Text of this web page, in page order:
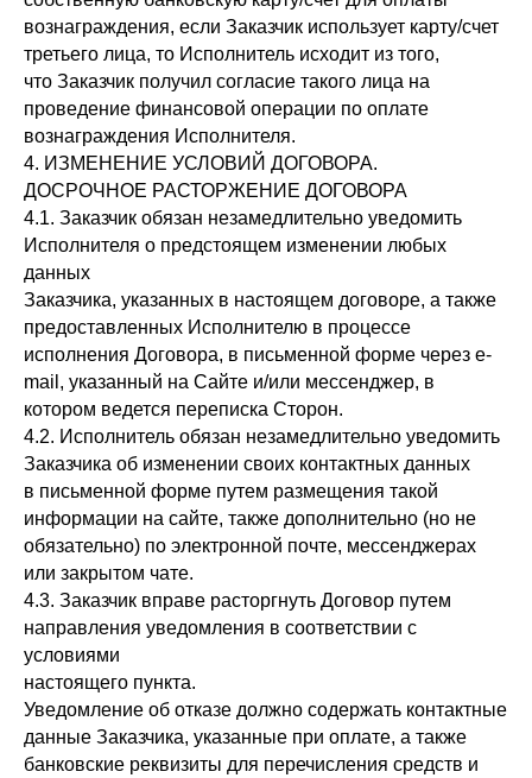
вознаграждения, если Заказчик использует карту/счет
третьего лица, то Исполнитель исходит из того,
что Заказчик получил согласие такого лица на
проведение финансовой операции по оплате
вознаграждения Исполнителя.
4. ИЗМЕНЕНИЕ УСЛОВИЙ ДОГОВОРА.
ДОСРОЧНОЕ РАСТОРЖЕНИЕ ДОГОВОРА
4.1. Заказчик обязан незамедлительно уведомить
Исполнителя о предстоящем изменении любых
данных
Заказчика, указанных в настоящем договоре, а также
предоставленных Исполнителю в процессе
исполнения Договора, в письменной форме через e-
mail, указанный на Сайте и/или мессенджер, в
котором ведется переписка Сторон.
4.2. Исполнитель обязан незамедлительно уведомить
Заказчика об изменении своих контактных данных
в письменной форме путем размещения такой
информации на сайте, также дополнительно (но не
обязательно) по электронной почте, мессенджерах
или закрытом чате.
4.3. Заказчик вправе расторгнуть Договор путем
направления уведомления в соответствии с
условиями
настоящего пункта.
Уведомление об отказе должно содержать контактные
данные Заказчика, указанные при оплате, а также
банковские реквизиты для перечисления средств и